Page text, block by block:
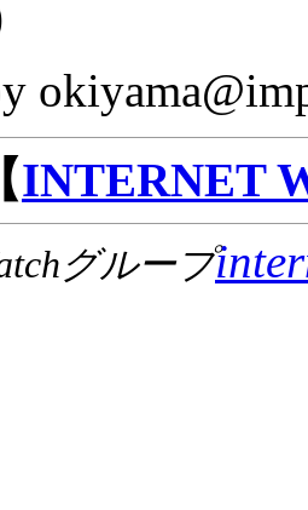
【INTERNET
グループ